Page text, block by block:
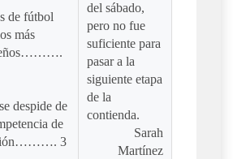
de fútbol
más
despide de
de
3
del sábado,
pero no fue
suficiente para
pasar a la
siguiente etapa
de la
contienda.
Sarah
Martínez